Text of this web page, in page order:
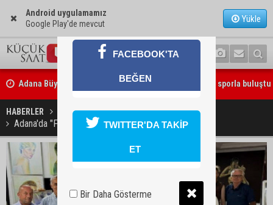
Android uygulamamız
Google Play'de mevcut
Yükle
Adana Büyükşehir Yaz Spor Okulları’nda 30 bin çocuk sporla buluştu
Beşiktaş dosyasında iki tahliye: Özcan Zenger ve Utku Caner
bırakıldı
HABERLER KÜLTÜR SANAT
Adana'da "Fotoğrafın Ötesinde" sergisi
FACEBOOK'TA
BEĞEN
TWITTER'DA TAKİP
ET
Bir Daha Gösterme